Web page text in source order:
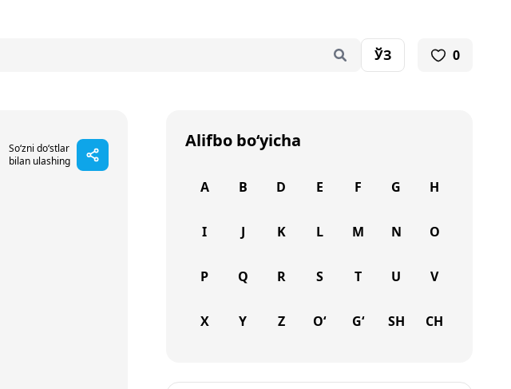
ЎЗ 0
So‘zni do‘stlar
bilan ulashing
Alifbo bo‘yicha
A B D E F G H
I J K L M N O
P Q R S T U V
X Y Z O‘ G‘ SH CH